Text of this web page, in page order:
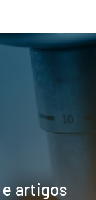
artigos